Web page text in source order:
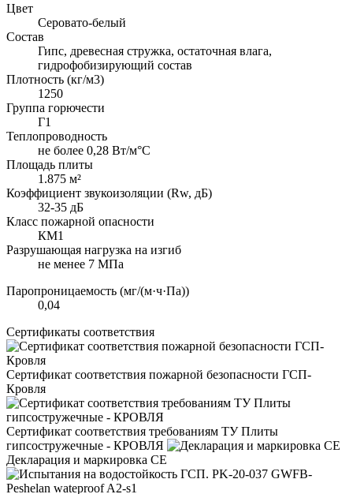
Цвет
Серовато-белый
Состав
Гипс, древесная стружка, остаточная влага,
гидрофобизирующий состав
Плотность (кг/м3)
1250
Группа горючести
Г1
Теплопроводность
не более 0,28 Вт/м°С
Площадь плиты
1.875 м²
Коэффициент звукоизоляции (Rw, дБ)
32-35 дБ
Класс пожарной опасности
КМ1
Разрушающая нагрузка на изгиб
не менее 7 МПа
Паропроницаемость (мг/(м·ч·Па))
0,04
Сертификаты соответствия
Сертификат соответствия пожарной безопасности ГСП-
Кровля
Сертификат соответствия требованиям ТУ Плиты
гипсостружечные - КРОВЛЯ
Декларация и маркировка CE